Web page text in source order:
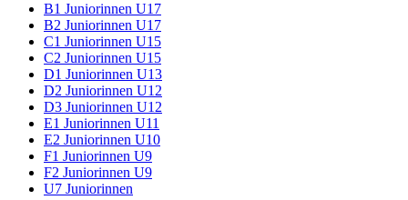
B1 Juniorinnen U17
B2 Juniorinnen U17
C1 Juniorinnen U15
C2 Juniorinnen U15
D1 Juniorinnen U13
D2 Juniorinnen U12
D3 Juniorinnen U12
E1 Juniorinnen U11
E2 Juniorinnen U10
F1 Juniorinnen U9
F2 Juniorinnen U9
U7 Juniorinnen